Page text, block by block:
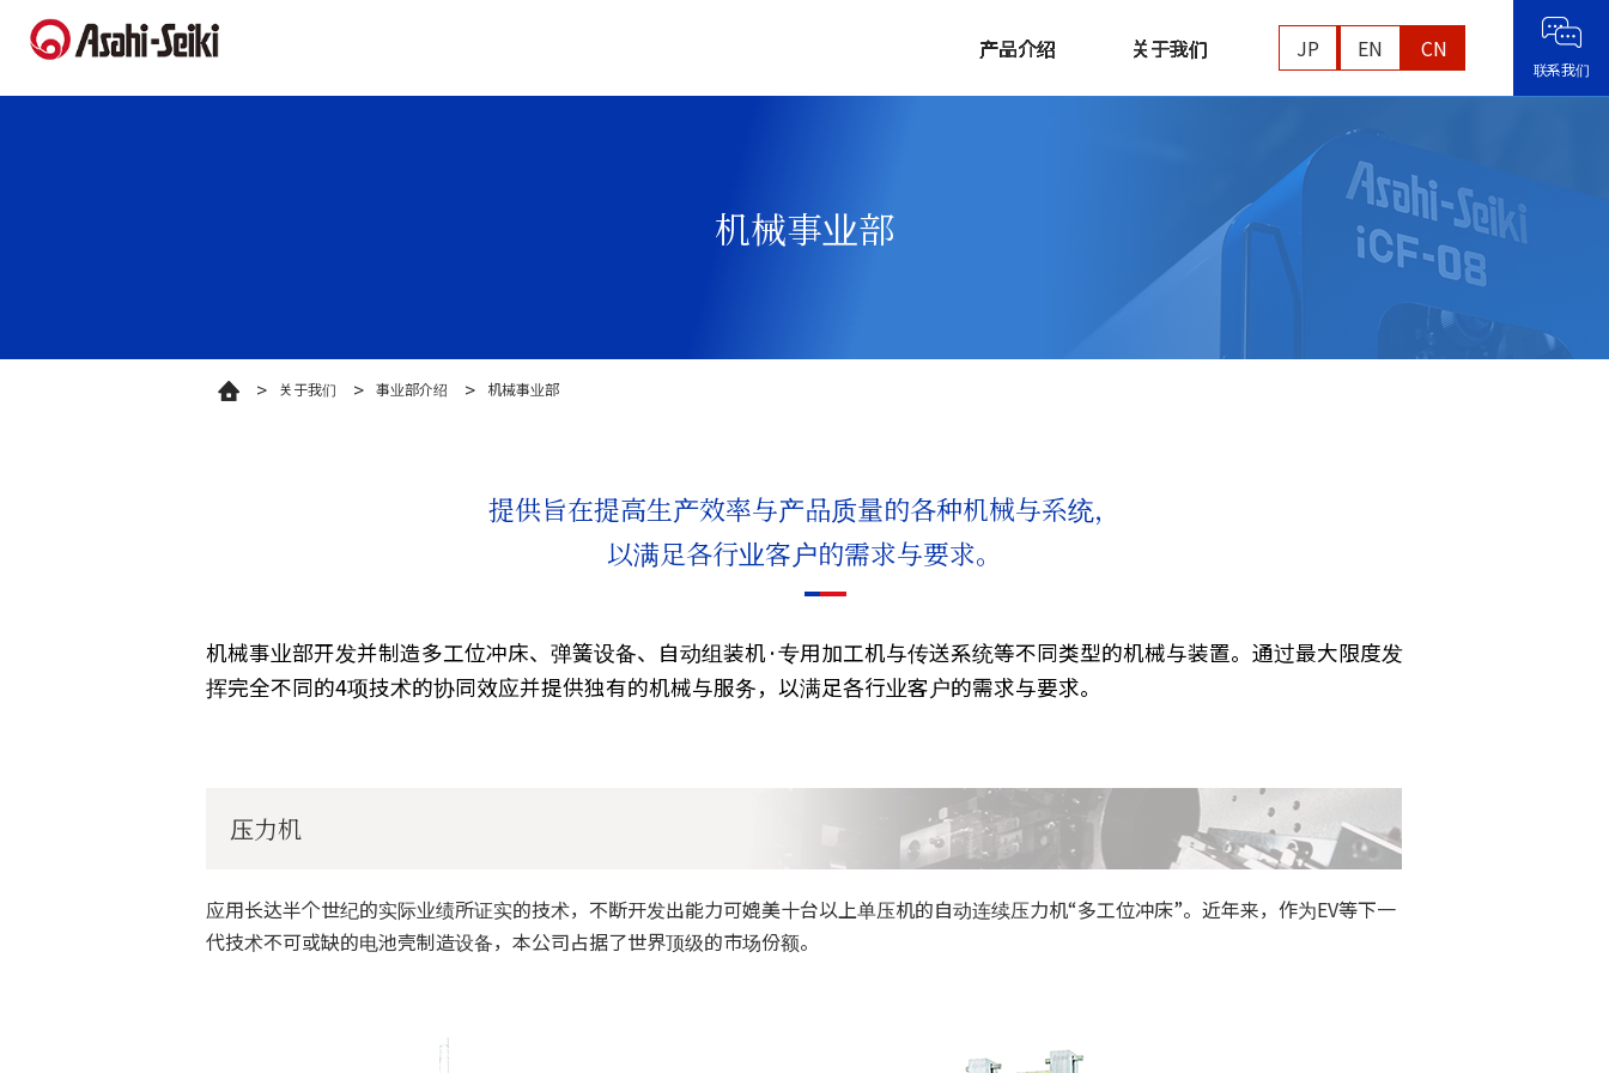
产品介绍 关于我们 JP EN CN
联系我们
机械事业部
关于我们 事业部介绍 机械事业部
提供旨在提高生产效率与产品质量的各种机械与系统，
以满足各行业客户的需求与要求。
机械事业部开发并制造多工位冲床、弹簧设备、自动组装机·专用加工机与传送系统等不同类型的机械与装置。通过最大限度发
挥完全不同的4项技术的协同效应并提供独有的机械与服务，以满足各行业客户的需求与要求。
压力机
应用长达半个世纪的实际业绩所证实的技术，不断开发出能力可媲美十台以上单压机的自动连续压力机“多工位冲床”。近年来，作为EV等下一
代技术不可或缺的电池壳制造设备，本公司占据了世界顶级的市场份额。